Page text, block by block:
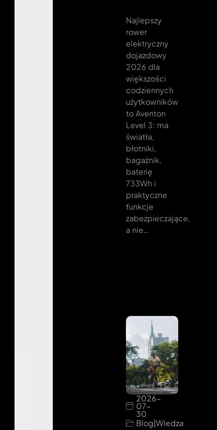
Najlepszy
rower
elektryczny
dojazdowy
2026 dla
większości
codziennych
użytkowników
to Aventon
Level 3: ma
światła,
błotniki,
bagażnik,
baterię
733Wh i
praktyczne
funkcje
zabezpieczające,
a nie…
2026-
07-
30
Blog|Wiedza